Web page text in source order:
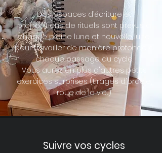
Des espaces d’écriture et
propositions de rituels sont prévus à
chaque pleine lune et nouvelle lune
pour travailler de manière profonde à
chaque passage du cycle.
Vous aurez en plus d'autres petits
exercices surprises (tirages d'oracle,
roue de la vie...)
Suivre vos cycles